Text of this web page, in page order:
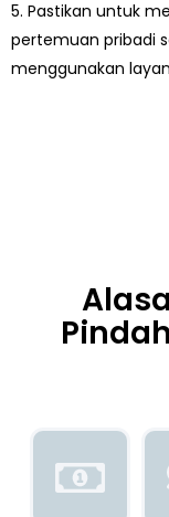
5. Pastikan untuk
pertemuan pribadi
menggunakan